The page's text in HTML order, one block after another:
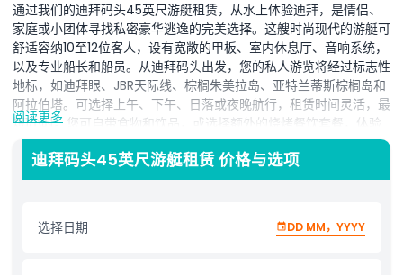
通过我们的迪拜码头45英尺游艇租赁，从水上体验迪拜，是情侣、
家庭或小团体寻找私密豪华逃逸的完美选择。这艘时尚现代的游艇可
舒适容纳10至12位客人，设有宽敞的甲板、室内休息厅、音响系统，
以及专业船长和船员。从迪拜码头出发，您的私人游览将经过标志性
地标，如迪拜眼、JBR天际线、棕榈朱美拉岛、亚特兰蒂斯棕榈岛和
阿拉伯塔。可选择上午、下午、日落或夜晚航行，租赁时间灵活，最
短1小时。您可自带食物和饮品，或选择额外的烧烤餐饮套餐，体验
完整的豪华体验。无论是庆祝生日、周年纪念、求婚，还是与朋友欣
赏美景，这艘45英尺游艇都提供您在水上难忘时光所需的一切。立
即预订，优雅游览迪拜码头！
亮点
阅读更多
迪拜码头45英尺游艇租赁 价格与选项
选择日期 DD MM，YYYY